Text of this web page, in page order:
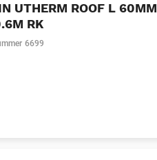
UTHERM ROOF L 60MM
RK
6699